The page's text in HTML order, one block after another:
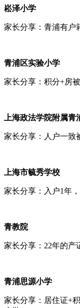
崧泽小学
家长分享：青浦有户
青浦区实验小学
家长分享：积分+房
上海政法学院附属青
家长分享：人户一致
上海市毓秀学校
家长分享：入户1年
青教院
家长分享：22年的产
青浦思源小学
家长分享：居住证+